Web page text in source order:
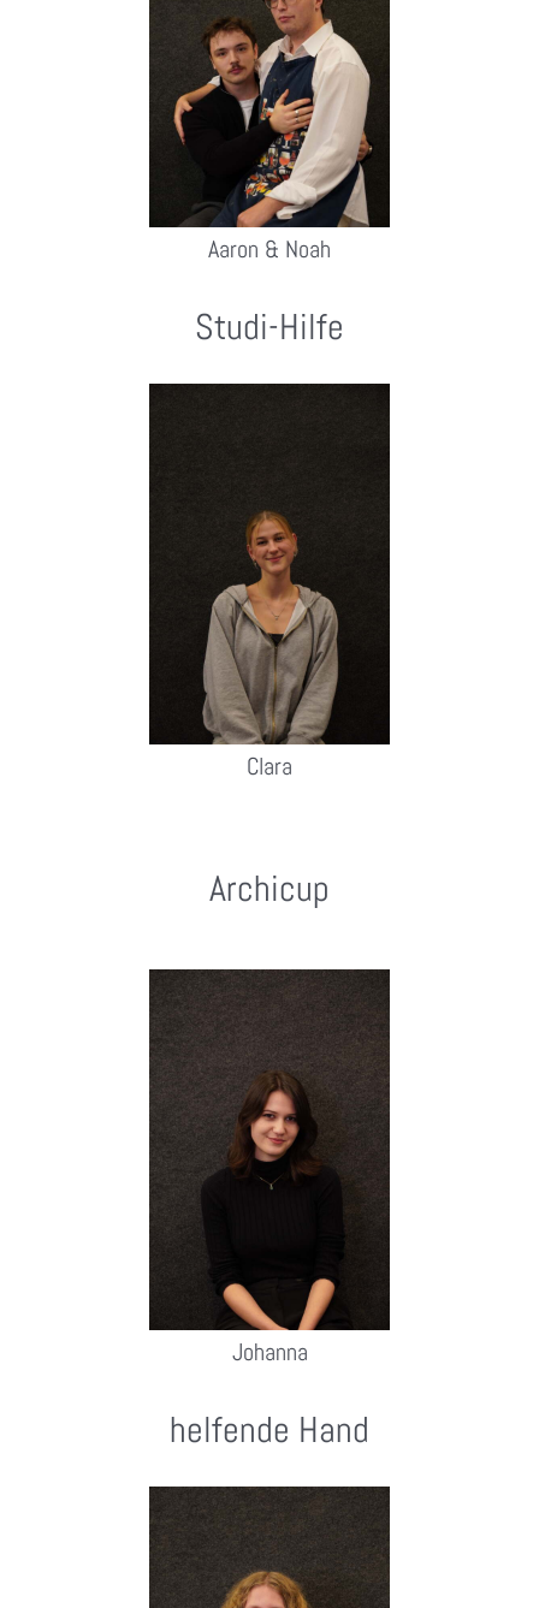
Aaron & Noah
Studi-Hilfe
Clara
Archicup
Johanna
helfende Hand